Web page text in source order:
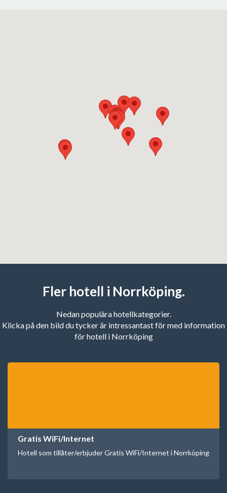
Fler hotell i Norrköping.
Nedan populära hotellkategorier.
Klicka på den bild du tycker är intressantast för med information
för hotell i Norrköping
Gratis WiFi/Internet
Hotell som tillåter/erbjuder Gratis WiFi/Internet i Norrköping